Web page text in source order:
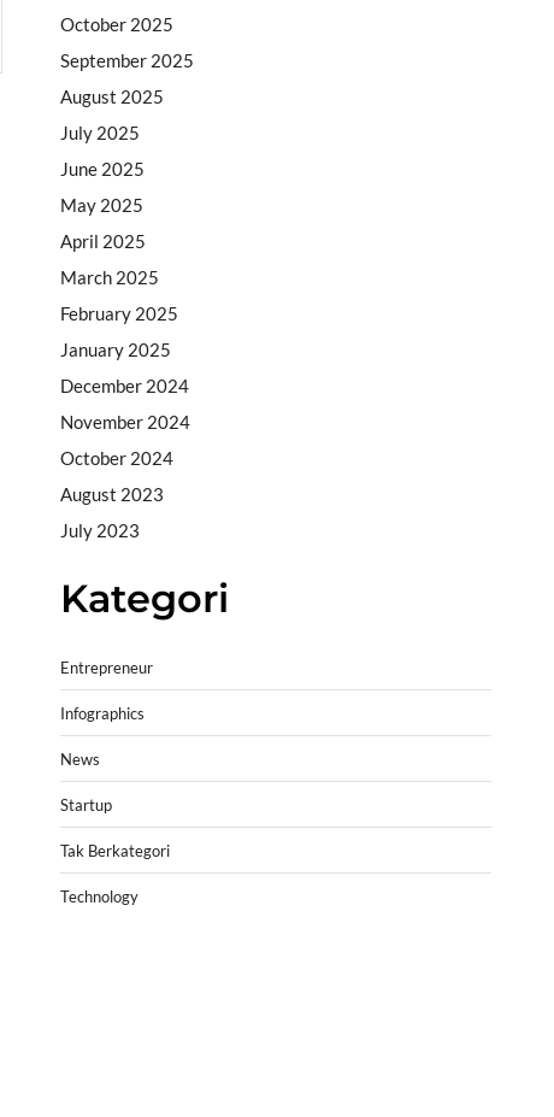
October 2025
September 2025
August 2025
July 2025
June 2025
May 2025
April 2025
March 2025
February 2025
January 2025
December 2024
November 2024
October 2024
August 2023
July 2023
Kategori
Entrepreneur
Infographics
News
Startup
Tak Berkategori
Technology